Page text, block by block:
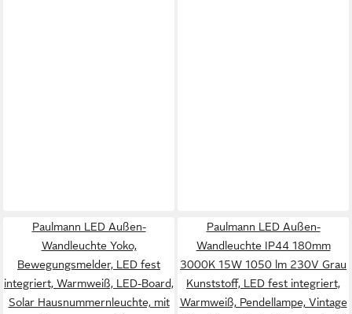
Paulmann LED Außen-
Wandleuchte Yoko,
Bewegungsmelder, LED fest
integriert, Warmweiß, LED-Board,
Solar Hausnummernleuchte, mit
Paulmann LED Außen-
Wandleuchte IP44 180mm
3000K 15W 1050 lm 230V Grau
Kunststoff, LED fest integriert,
Warmweiß, Pendellampe, Vintage